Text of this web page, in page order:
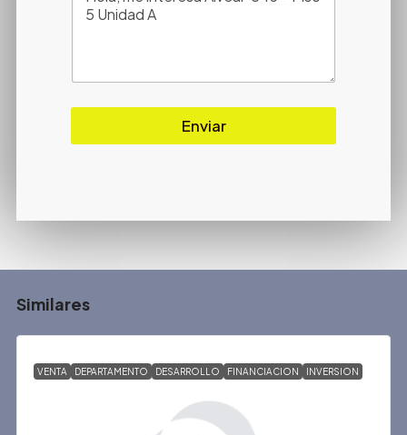
Enviar
Similares
VENTA DEPARTAMENTO DESARROLLO FINANCIACION INVERSION